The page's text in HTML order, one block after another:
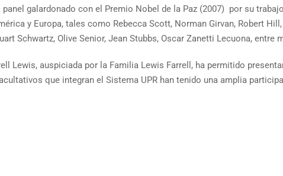
galardonado con el Premio Nobel de la Paz (2007) por su
y Europa, tales como Rebecca Scott, Norman Girvan, Robert
Schwartz, Olive Senior, Jean Stubbs, Oscar Zanetti Lecuona, entre
Lewis, auspiciada por la Familia Lewis Farrell, ha permitido
que integran el Sistema UPR han tenido una amplia